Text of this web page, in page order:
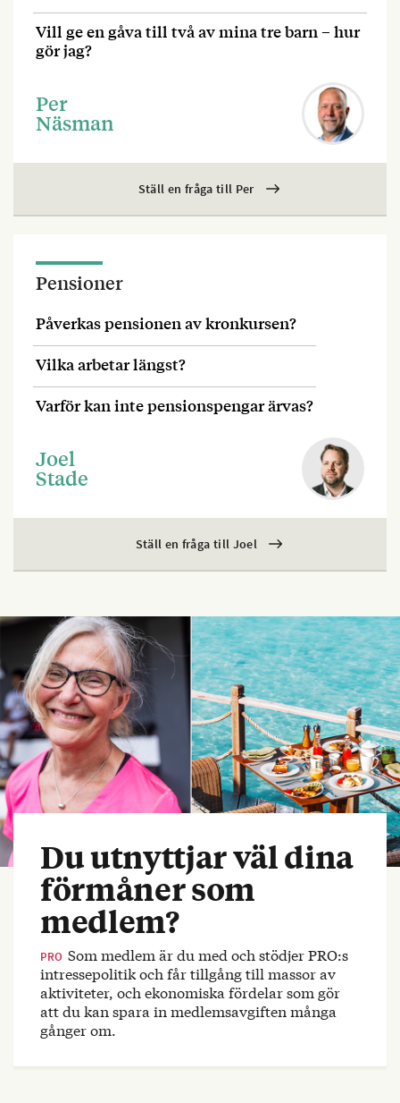
Vill ge en gåva till två av mina tre barn – hur
gör jag?
Per
Näsman
Ställ en fråga till Per
Pensioner
Påverkas pensionen av kronkursen?
Vilka arbetar längst?
Varför kan inte pensionspengar ärvas?
Joel
Stade
Ställ en fråga till Joel
Du utnyttjar väl dina
förmåner som
medlem?
PRO Som medlem är du med och stödjer PRO:s
intressepolitik och får tillgång till massor av
aktiviteter, och ekonomiska fördelar som gör
att du kan spara in medlemsavgiften många
gånger om.